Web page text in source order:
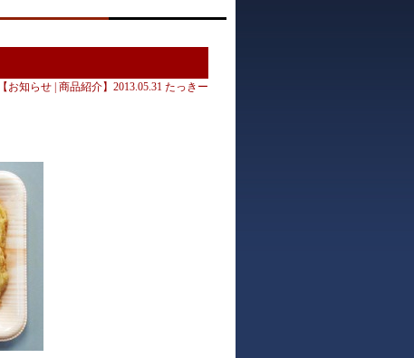
【 お知らせ 商品紹介】2013.05.31 たっきー